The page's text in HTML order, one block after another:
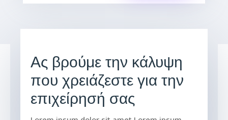
Ας βρούμε την κάλυψη
που χρειάζεστε για την
επιχείρησή σας